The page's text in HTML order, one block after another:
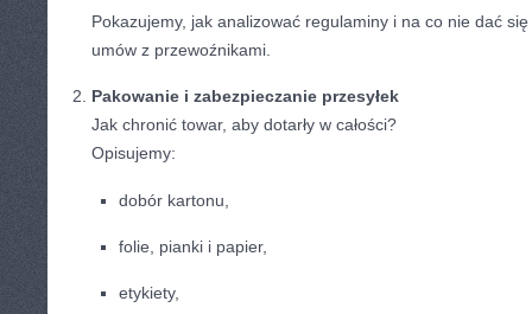
Pokazujemy, jak analizować regulaminy i na co nie dać
umów z przewoźnikami.
Pakowanie i zabezpieczanie przesyłek
Jak chronić towar, aby dotarły w całości?
Opisujemy:
dobór kartonu,
folie, pianki i papier,
etykiety,